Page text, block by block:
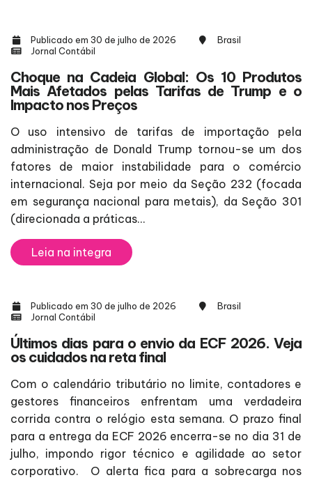
Publicado em 30 de julho de 2026
Brasil
Jornal Contábil
Choque na Cadeia Global: Os 10 Produtos
Mais Afetados pelas Tarifas de Trump e o
Impacto nos Preços
O uso intensivo de tarifas de importação pela
administração de Donald Trump tornou-se um dos
fatores de maior instabilidade para o comércio
internacional. Seja por meio da Seção 232 (focada
em segurança nacional para metais), da Seção 301
(direcionada a práticas...
Leia na integra
Publicado em 30 de julho de 2026
Brasil
Jornal Contábil
Últimos dias para o envio da ECF 2026. Veja
os cuidados na reta final
Com o calendário tributário no limite, contadores e
gestores financeiros enfrentam uma verdadeira
corrida contra o relógio esta semana. O prazo final
para a entrega da ECF 2026 encerra-se no dia 31 de
julho, impondo rigor técnico e agilidade ao setor
corporativo. O alerta fica para a sobrecarga nos